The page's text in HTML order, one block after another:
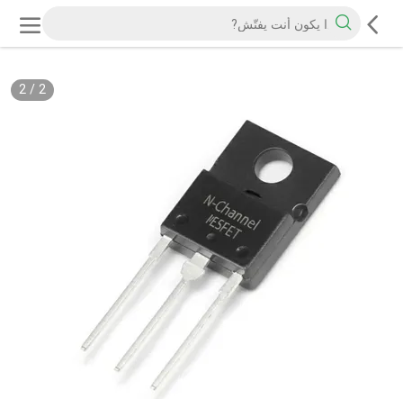
2
/
2